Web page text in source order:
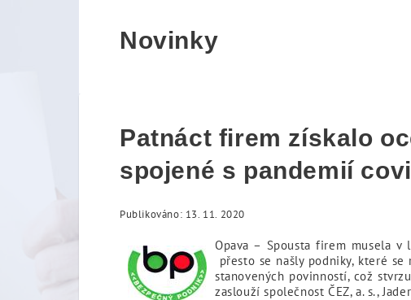
Novinky
Patnáct firem získalo
spojené s pandemií
Publikováno: 13. 11. 2020
Opava – Spousta firem musela
přesto se našly podniky, které
stanovených povinností, což
zaslouží společnost ČEZ, a. s.,